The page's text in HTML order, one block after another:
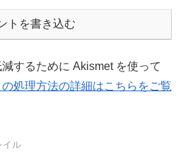
トを書き込む
するために Akismet を使って
処理方法の詳細はこちらをご覧
イル